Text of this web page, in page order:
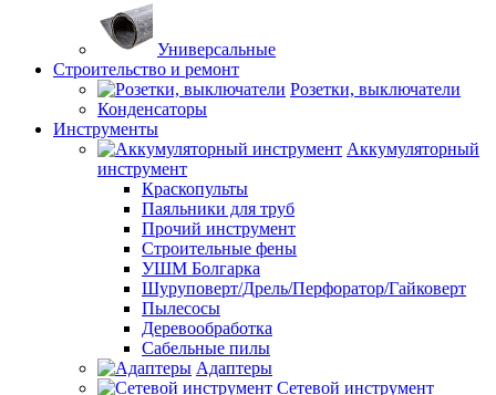
Универсальные
Строительство и ремонт
Розетки, выключатели
Конденсаторы
Инструменты
Аккумуляторный
инструмент
Краскопульты
Паяльники для труб
Прочий инструмент
Строительные фены
УШМ Болгарка
Шуруповерт/Дрель/Перфоратор/Гайковерт
Пылесосы
Деревообработка
Сабельные пилы
Адаптеры
Сетевой инструмент